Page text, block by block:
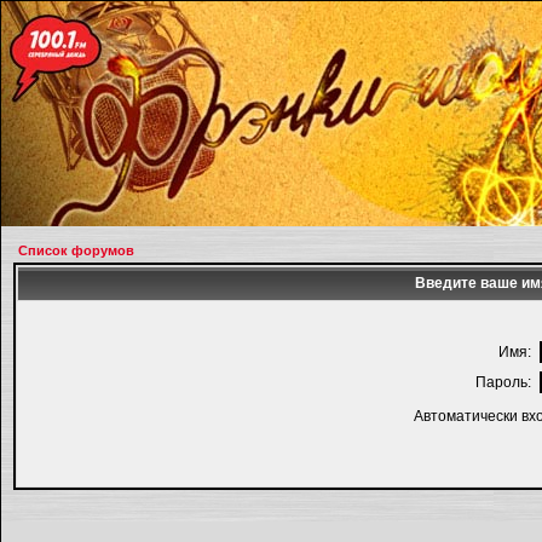
Список форумов
Введите ваше
Имя:
Пароль:
Автоматически